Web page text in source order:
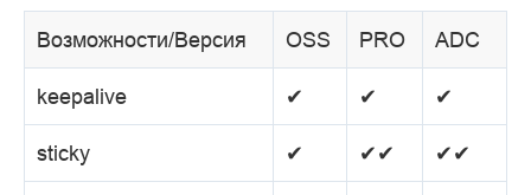
Возможности/Версия OSS PRO ADC
keepalive ✔ ✔ ✔
sticky ✔ ✔✔ ✔✔